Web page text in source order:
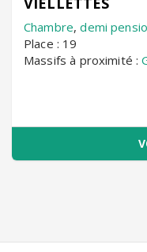
Chambre,demi
Place : 19
Massifs à proximité :